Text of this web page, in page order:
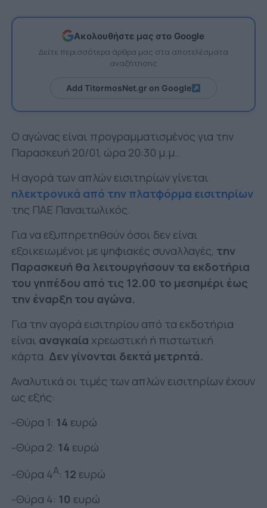
Ακολουθήστε μας στο Google
Δείτε περισσότερα άρθρα μας στα αποτελέσματα
αναζήτησης
Add TitormosNet.gr on Google
Ο αγώνας είναι προγραμματισμένος για την
Παρασκευή 20/01, ώρα 20:30 μ.μ..
Η αγορά των απλών εισιτηρίων γίνεται
ηλεκτρονικά από την πλατφόρμα εισιτηρίων
της ΠΑΕ Παναιτωλικός.
Για να εξυπηρετηθούν όσοι δεν είναι
εξοικειωμένοι με ψηφιακές συναλλαγές, την
Παρασκευή θα λειτουργήσουν τα εκδοτήρια
του γηπέδου από τις 12.00 το μεσημέρι έως
την έναρξη του αγώνα.
Για την αγορά εισιτηρίου από τα εκδοτήρια
είναι αναγκαία χρεωστική ή πιστωτική
κάρτα. Δεν γίνονται δεκτά μετρητά.
Αναλυτικά οι τιμές των απλών εισιτηρίων έχουν
ως εξής:
-Θύρα 1: 14 ευρώ
-Θύρα 2: 14 ευρώ
-Θύρα 4Α: 12 ευρώ
-Θύρα 4: 10 ευρώ